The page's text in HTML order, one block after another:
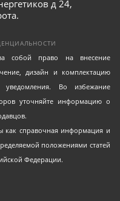
д 24,
за собой право на внесение
дизайн и комплектацию
уведомления. Во избежание
уточняйте информацию о
как справочная информация и
положениями статей
Федерации.